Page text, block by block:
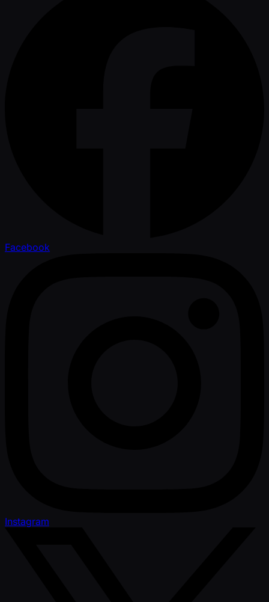
Facebook
Instagram